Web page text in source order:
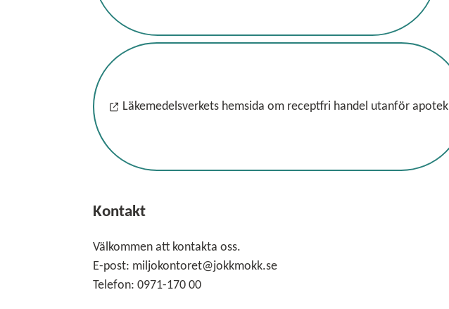
Läkemedelsverkets hemsida om receptfri handel utanför apotek
Kontakt
Välkommen att kontakta oss.
E-post: miljokontoret@jokkmokk.se
Telefon: 0971-170 00